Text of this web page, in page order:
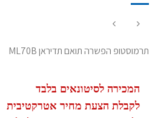
תרמוסטופ הפשרה תואם תדיראן ML70B
המכירה לסיטונאים בלבד
לקבלת הצעת מחיר אטרקטיבית